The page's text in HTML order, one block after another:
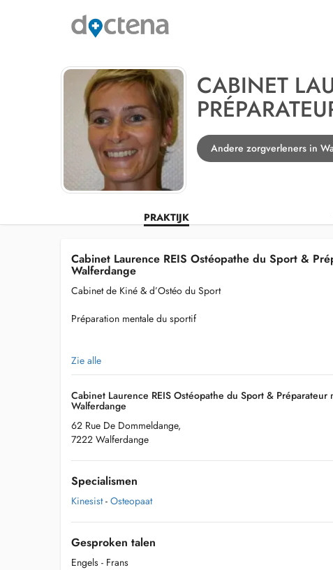
CABINET
Andere zorgverleners in
PRAKTIJK
Cabinet Laurence REIS Ostéopathe du Sport &
Walferdange
Cabinet de Kiné & d’Ostéo du Sport
Préparation mentale du sportif
Laurence REIS: +352 661 31 21 61
Lilian BEYNE: + 352 661 31 21 67
Zie alle
Cabinet Laurence REIS Ostéopathe du Sport & Préparateur
Walferdange
62 Rue De Dommeldange,
7222 Walferdange
Specialismen
Kinesist - Osteopaat
Gesproken talen
Engels - Frans